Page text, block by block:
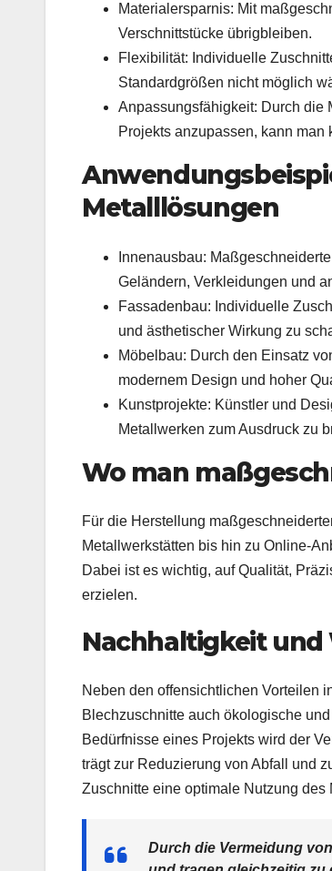
Materialersparnis: Mit
Verschnittstücke übrigbleiben.
Flexibilität: Individuelle
Standardgrößen nicht möglich
Anpassungsfähigkeit: Durch die
Projekts anzupassen, kann
Metalllösungen
Innenausbau:
Geländern, Verkleidungen und
Fassadenbau: Individuelle
und ästhetischer Wirkung zu
Möbelbau: Durch den Einsatz
modernem Design und hoher
Kunstprojekte: Künstler und
Metallwerken zum Ausdruck zu
Wo man
Für die Herstellung
Metallwerkstätten bis hin zu Online-
Dabei ist es wichtig, auf Qualität,
erzielen.
Nachhaltigkeit
Neben den offensichtlichen Vorteilen
Blechzuschnitte auch ökologische
Bedürfnisse eines Projekts wird der
trägt zur Reduzierung von Abfall und
Zuschnitte eine optimale Nutzung
Durch die Vermeidung